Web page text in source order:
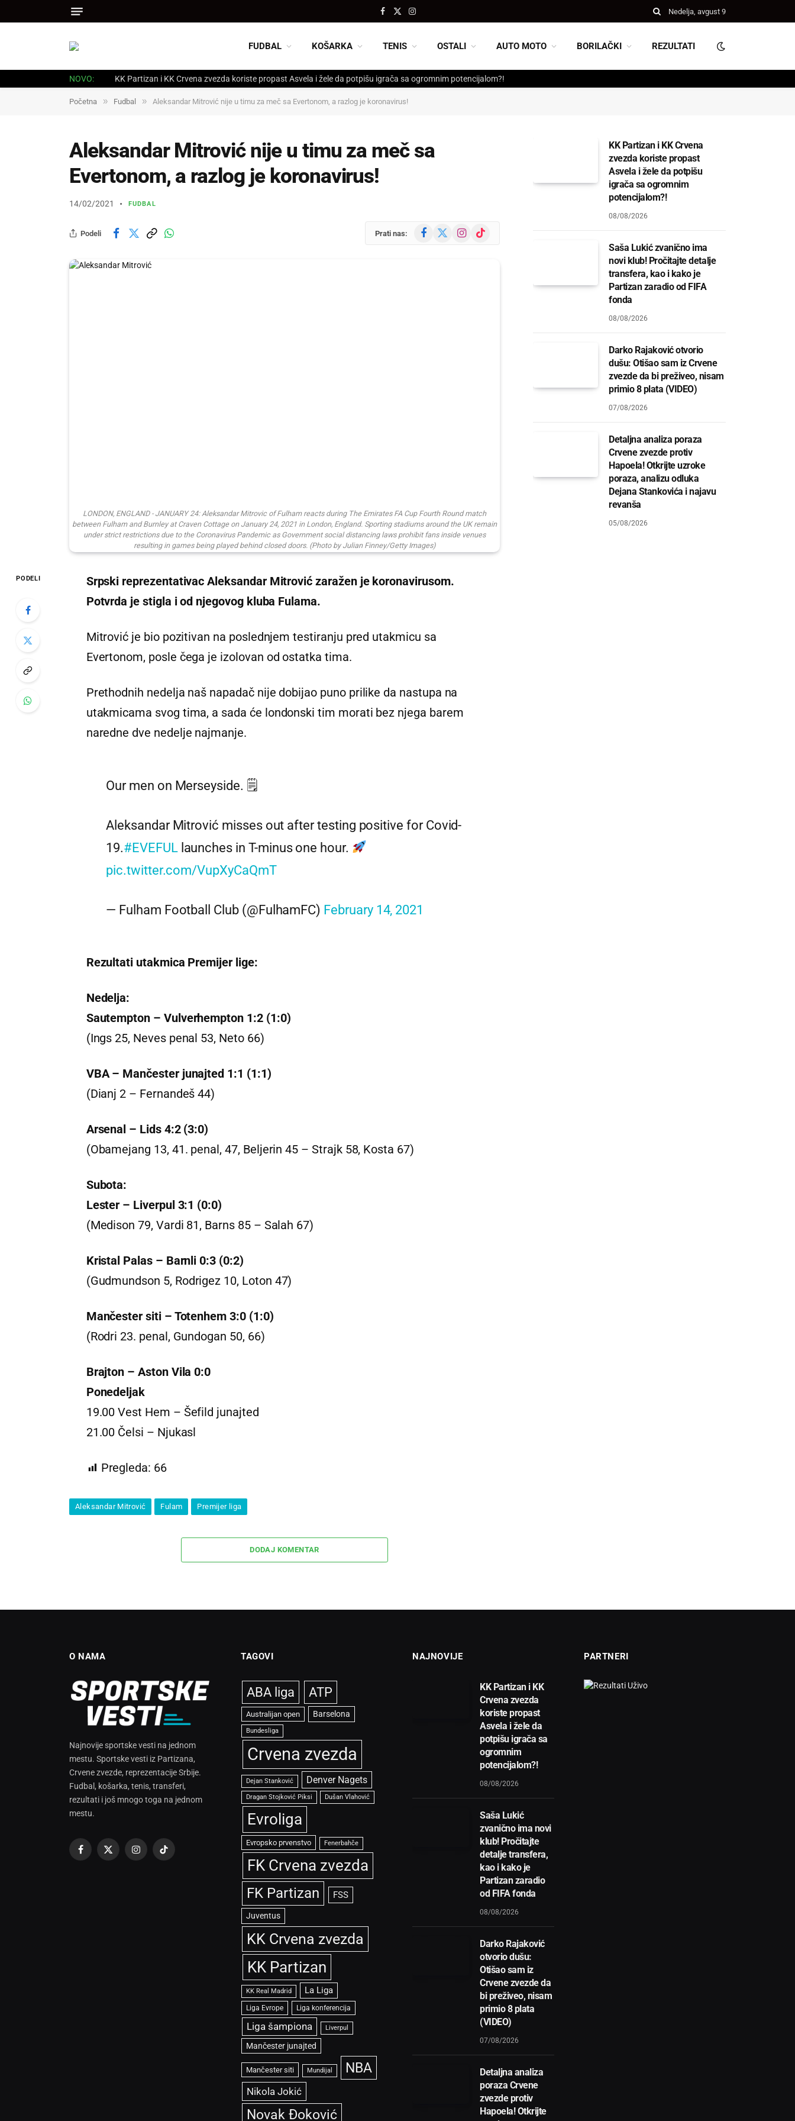
Facebook
X
Instagram
Nedelja, avgust 9
FUDBAL KOŠARKA TENIS OSTALI AUTO MOTO BORILAČKI REZULTATI
NOVO: KK Partizan i KK Crvena zvezda koriste propast Asvela i žele da potpišu igrača sa ogromnim potencijalom?!
Početna » Fudbal » Aleksandar Mitrović nije u timu za meč sa Evertonom, a razlog je koronavirus!
Aleksandar Mitrović nije u timu za meč sa
Evertonom, a razlog je koronavirus!
14/02/2021 FUDBAL
Podeli Prati nas: Facebook Instagram
TikTok
LONDON, ENGLAND - JANUARY 24: Aleksandar Mitrovic of Fulham reacts during The Emirates FA Cup Fourth Round match
between Fulham and Burnley at Craven Cottage on January 24, 2021 in London, England. Sporting stadiums around the UK remain
under strict restrictions due to the Coronavirus Pandemic as Government social distancing laws prohibit fans inside venues
resulting in games being played behind closed doors. (Photo by Julian Finney/Getty Images)
PODELI
Srpski reprezentativac Aleksandar Mitrović zaražen je koronavirusom.
Potvrda je stigla i od njegovog kluba Fulama.
Mitrović je bio pozitivan na poslednjem testiranju pred utakmicu sa
Evertonom, posle čega je izolovan od ostatka tima.
Prethodnih nedelja naš napadač nije dobijao puno prilike da nastupa na
utakmicama svog tima, a sada će londonski tim morati bez njega barem
naredne dve nedelje najmanje.
Our men on Merseyside. 🗒
Aleksandar Mitrović misses out after testing positive for Covid-
19.#EVEFULlaunches in T-minus one hour.
pic.twitter.com/VupXyCaQmT
— Fulham Football Club (@FulhamFC) February 14, 2021
Rezultati utakmica Premijer lige:
Nedelja:
Sautempton – Vulverhempton 1:2 (1:0)
(Ings 25, Neves penal 53, Neto 66)
VBA – Mančester junajted 1:1 (1:1)
(Dianj 2 – Fernandeš 44)
Arsenal – Lids 4:2 (3:0)
(Obamejang 13, 41. penal, 47, Beljerin 45 – Strajk 58, Kosta 67)
Subota:
Lester – Liverpul 3:1 (0:0)
(Medison 79, Vardi 81, Barns 85 – Salah 67)
Kristal Palas – Barnli 0:3 (0:2)
(Gudmundson 5, Rodrigez 10, Loton 47)
Mančester siti – Totenhem 3:0 (1:0)
(Rodri 23. penal, Gundogan 50, 66)
Brajton – Aston Vila 0:0
Ponedeljak
19.00 Vest Hem – Šefild junajted
21.00 Čelsi – Njukasl
Pregleda: 66
Aleksandar Mitrović Fulam Premijer liga
DODAJ KOMENTAR
KK Partizan i KK Crvena
zvezda koriste propast
Asvela i žele da potpišu
igrača sa ogromnim
potencijalom?!
08/08/2026
Saša Lukić zvanično ima
novi klub! Pročitajte detalje
transfera, kao i kako je
Partizan zaradio od FIFA
fonda
08/08/2026
Darko Rajaković otvorio
dušu: Otišao sam iz Crvene
zvezde da bi preživeo, nisam
primio 8 plata (VIDEO)
07/08/2026
Detaljna analiza poraza
Crvene zvezde protiv
Hapoela! Otkrijte uzroke
poraza, analizu odluka
Dejana Stankovića i najavu
revanša
05/08/2026
O NAMA
Najnovije sportske vesti na jednom
mestu. Sportske vesti iz Partizana,
Crvene zvezde, reprezentacije Srbije.
Fudbal, košarka, tenis, transferi,
rezultati i još mnogo toga na jednom
mestu.
Facebook
X
InstagramTikTok
TAGOVI
ABA liga ATP
Australijan open Barselona
Bundesliga
Crvena zvezda
Dejan Stanković Denver Nagets
Dragan Stojković Piksi Dušan Vlahović
Evroliga
Evropsko prvenstvo Fenerbahče
FK Crvena zvezda
FK Partizan FSS
Juventus
KK Crvena zvezda
KK Partizan
KK Real Madrid La Liga
Liga Evrope Liga konferencija
Liga šampiona Liverpul
Mančester junajted
Mančester siti Mundijal NBA
Nikola Jokić
Novak Đoković
NAJNOVIJE
KK Partizan i KK
Crvena zvezda
koriste propast
Asvela i žele da
potpišu igrača sa
ogromnim
potencijalom?!
08/08/2026
Saša Lukić
zvanično ima novi
klub! Pročitajte
detalje transfera,
kao i kako je
Partizan zaradio
od FIFA fonda
08/08/2026
Darko Rajaković
otvorio dušu:
Otišao sam iz
Crvene zvezde da
bi preživeo, nisam
primio 8 plata
(VIDEO)
07/08/2026
Detaljna analiza
poraza Crvene
zvezde protiv
Hapoela! Otkrijte
PARTNERI